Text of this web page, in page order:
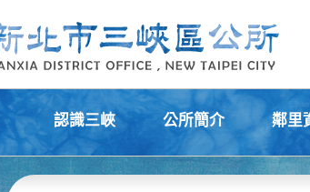
認識三峽
公所簡介
鄰里